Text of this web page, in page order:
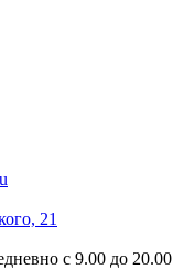
21
с 9.00 до 20.00